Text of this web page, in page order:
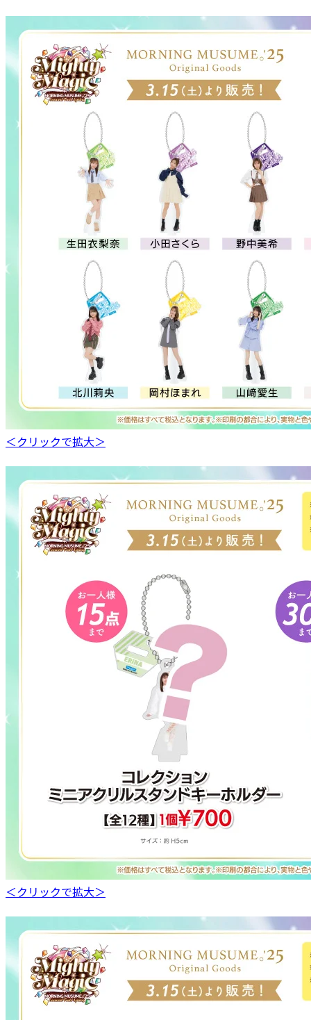
＜クリックで拡大＞
＜クリックで拡大＞